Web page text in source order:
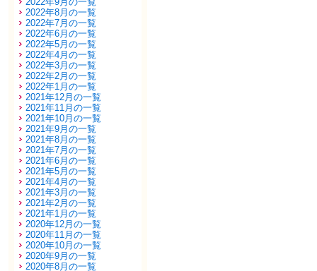
2022年8月の一覧
2022年7月の一覧
2022年6月の一覧
2022年5月の一覧
2022年4月の一覧
2022年3月の一覧
2022年2月の一覧
2022年1月の一覧
2021年12月の一覧
2021年11月の一覧
2021年10月の一覧
2021年9月の一覧
2021年8月の一覧
2021年7月の一覧
2021年6月の一覧
2021年5月の一覧
2021年4月の一覧
2021年3月の一覧
2021年2月の一覧
2021年1月の一覧
2020年12月の一覧
2020年11月の一覧
2020年10月の一覧
2020年9月の一覧
2020年8月の一覧